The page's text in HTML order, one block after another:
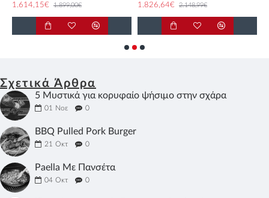
1.614,15€ 1.899,00€ 1.826,64€ 2.148,99€
Σχετικά Άρθρα
5 Μυστικά για κορυφαίο ψήσιμο στην σχάρα
01 Νοε 0
BBQ Pulled Pork Burger
21 Οκτ 0
Paella Με Πανσέτα
04 Οκτ 0